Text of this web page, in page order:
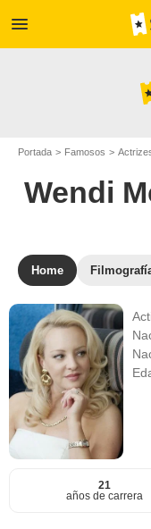
menu
Portada Famosos
Wendi
Home
21
años de carrera